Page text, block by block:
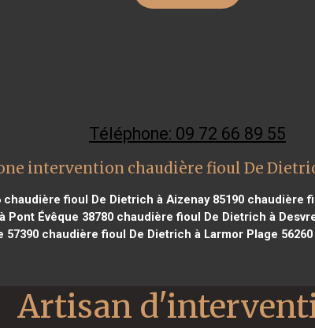
Téléphone: 09 72 66 89 55
intervention chaudière fioul De
chaudière fioul De Dietrich à Aizenay 85190chaudière
Pont Évêque 38780 chaudière fioul De Dietrich à
57390chaudière fioul De Dietrich à Larmor Plage 56260
Artisan